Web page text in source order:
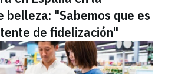
belleza: "Sabemos que es
de fidelización"